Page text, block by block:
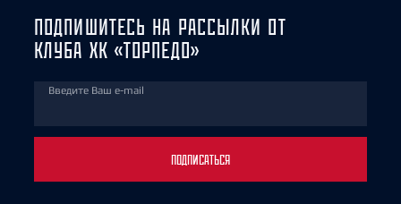
ПОДПИШИТЕСЬ НА РАССЫЛКИ ОТ
КЛУБА ХК «ТОРПЕДО»
Введите Ваш e-mail
ПОДПИСАТЬСЯ